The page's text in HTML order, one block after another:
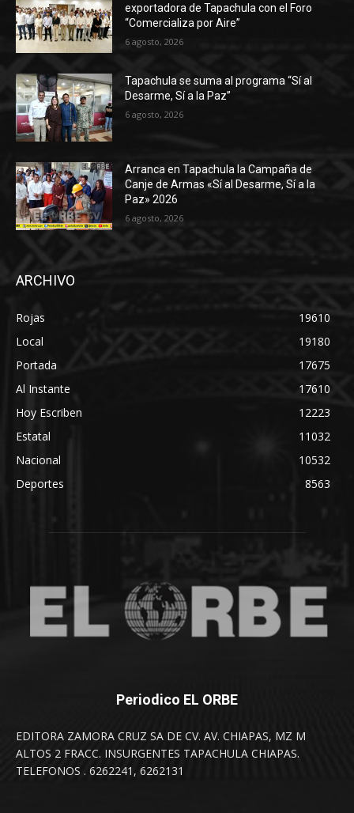
exportadora de Tapachula con el Foro
“Comercializa por Aire”
6 agosto, 2026
Tapachula se suma al programa “Sí al
Desarme, Sí a la Paz”
6 agosto, 2026
Arranca en Tapachula la Campaña de
Canje de Armas «Sí al Desarme, Sí a la
Paz» 2026
6 agosto, 2026
ARCHIVO
Rojas
19610
Local
19180
Portada
17675
Al Instante
17610
Hoy Escriben
12223
Estatal
11032
Nacional
10532
Deportes
8563
Periodico EL ORBE
EDITORA ZAMORA CRUZ SA DE CV. AV. CHIAPAS, MZ M
ALTOS 2 FRACC. INSURGENTES TAPACHULA CHIAPAS.
TELEFONOS . 6262241, 6262131